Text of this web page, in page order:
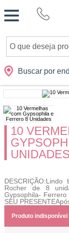
Buscar por
Cidades
10
UNIDADES
Rocher de 8
Gypsophila- Ferrero
SEU
Produto indisponível